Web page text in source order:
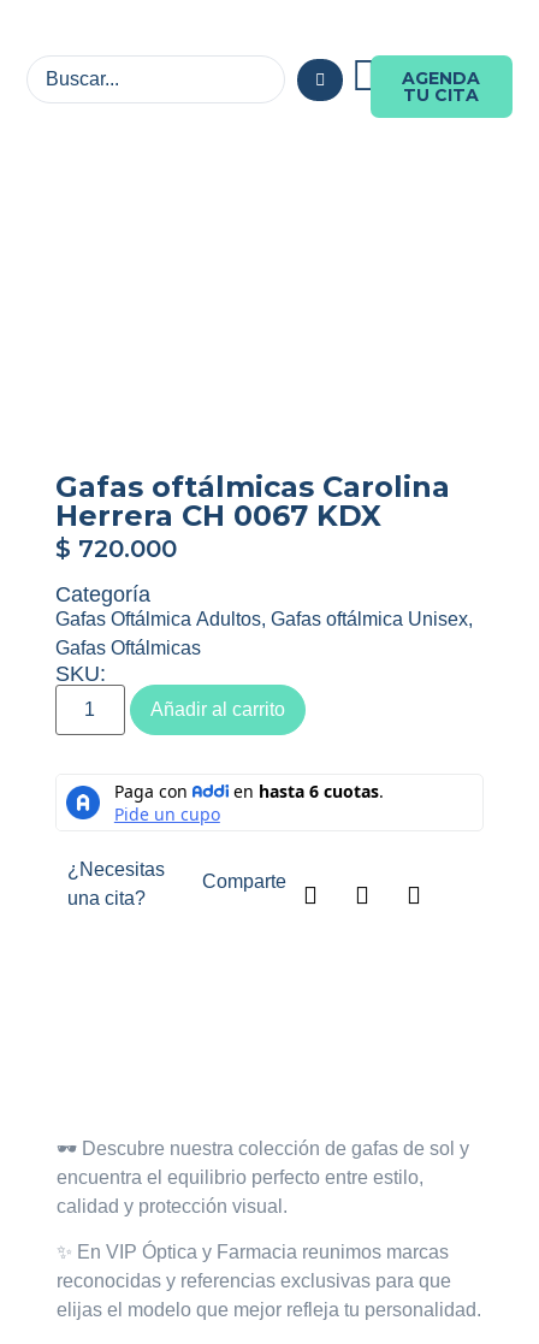
AGENDA
TU CITA
Gafas oftálmicas Carolina
Herrera CH 0067 KDX
$ 720.000
Categoría
Gafas Oftálmica Adultos, Gafas oftálmica Unisex,
Gafas Oftálmicas
SKU:
Añadir al carrito
¿Necesitas
una cita?
Comparte
🕶️ Descubre nuestra colección de gafas de sol y
encuentra el equilibrio perfecto entre estilo,
calidad y protección visual.
✨ En VIP Óptica y Farmacia reunimos marcas
reconocidas y referencias exclusivas para que
elijas el modelo que mejor refleja tu personalidad.